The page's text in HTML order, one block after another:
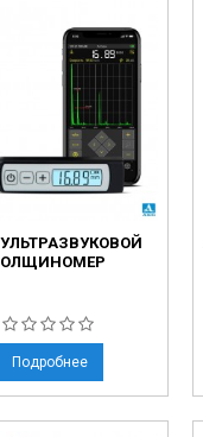
УЛЬТРАЗВУКОВОЙ
Подробнее